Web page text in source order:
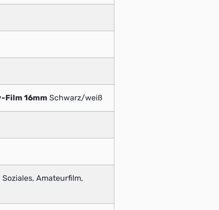
Film 16mm Schwarz/weiß
Amateurfilm,